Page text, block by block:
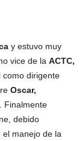
y estuvo muy
vice de la ACTC,
como dirigente
Oscar,
Finalmente
debido
manejo de la